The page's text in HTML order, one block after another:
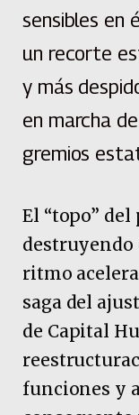
sensibles en
un recorte
y más
en marcha
gremios
El “topo”
destruyendo
ritmo
saga del
de Capital
funciones y